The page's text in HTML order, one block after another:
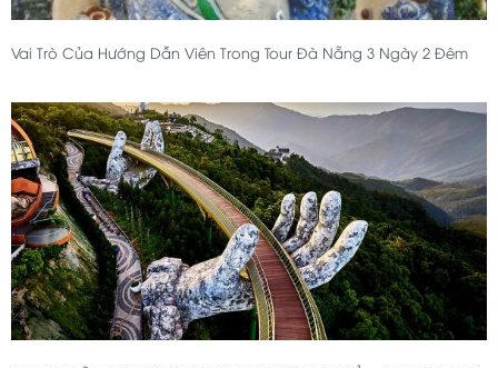
Vai Trò Của Hướng Dẫn Viên Trong Tour Đà Nẵng 3 Ngày 2 Đêm